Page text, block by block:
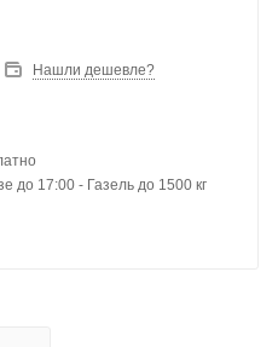
Нашли дешевле?
до 17:00 - Газель до 1500 кг